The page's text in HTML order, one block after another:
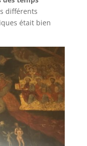
différents
était bien